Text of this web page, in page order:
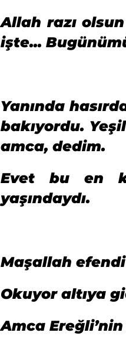
Allah razı
işte...
Yanında
bakıyordu.
amca, dedim.
Evet bu en
yaşındaydı.
Maşallah
Okuyor altıya
Amca